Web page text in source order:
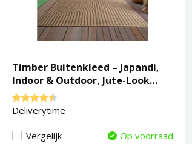
Timber Buitenkleed – Japandi,
Indoor & Outdoor, Jute-Look
Vloerkleed, Weerbestendig,
Tuin, Balkonkleed - Beige
Deliverytime
Vergelijk Op voorraad